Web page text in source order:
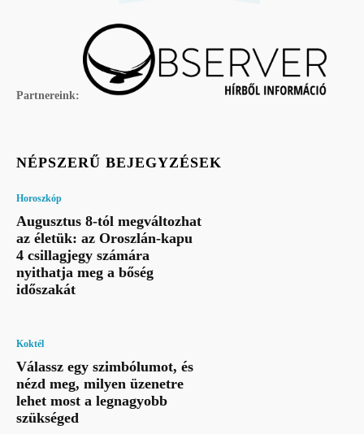
Partnereink:
NÉPSZERŰ BEJEGYZÉSEK
Horoszkóp
Augusztus 8-tól megváltozhat
az életük: az Oroszlán-kapu
4 csillagjegy számára
nyithatja meg a bőség
időszakát
Koktél
Válassz egy szimbólumot, és
nézd meg, milyen üzenetre
lehet most a legnagyobb
szükséged